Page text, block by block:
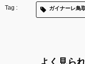
ガイナーレ鳥